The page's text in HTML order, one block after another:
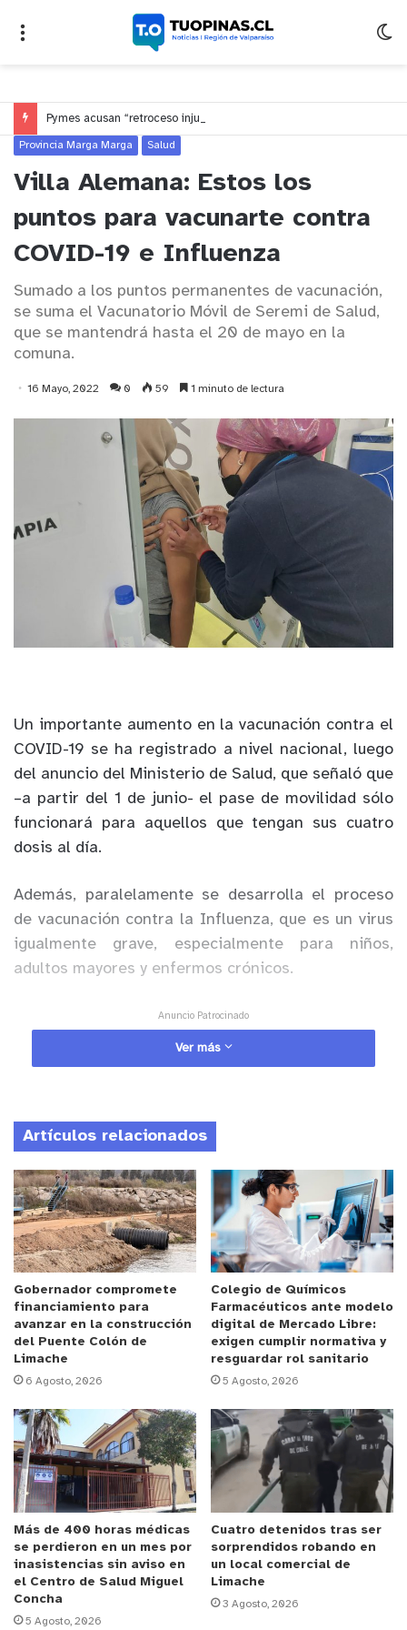
Provincia Marga Marga Salud
Villa Alemana: Estos los
puntos para vacunarte contra
COVID-19 e Influenza
Sumado a los puntos permanentes de vacunación,
se suma el Vacunatorio Móvil de Seremi de Salud,
que se mantendrá hasta el 20 de mayo en la
comuna.
16 Mayo, 2022 0 59 1 minuto de lectura
Un importante aumento en la vacunación contra el
COVID-19 se ha registrado a nivel nacional, luego
del anuncio del Ministerio de Salud, que señaló que
–a partir del 1 de junio- el pase de movilidad sólo
funcionará para aquellos que tengan sus cuatro
dosis al día.
Además, paralelamente se desarrolla el proceso
de vacunación contra la Influenza, que es un virus
igualmente grave, especialmente para niños,
adultos mayores y enfermos crónicos.
Anuncio Patrocinado
En Villa Alemana la Corporación Municipal cuenta
con cuatro centros de vacunación para COVID-19.
Martínez, donde se están aplicando primera,
segunda, tercera y cuarta dosis. También está el
Rotary Club, la parroquia La Asunción y la capilla
San Marcos, donde se está aplicando tercera dosis
(mayores de 18 años) y cuarta dosis.
En el caso de la Influenza, se está vacunando a los
grupos de riesgo en el Gimnasio Luis Cruz
Martínez, Rotary Club, capilla San Marcos, CESFAM
Juan Bravo Vega y CESFAM Las Américas, además
del recorrido que se está realizando por todos los
colegios de la comuna para vacunar a menores.
Sumado a ello, también está el Vacunatorio Móvil
de Seremi de Salud, que se mantiene instalado en
calle Prat con Santiago hasta el día viernes 20 de
mayo, donde se están aplicando todas las dosis
contra el COVID-19 y también la vacuna contra la
Influenza, de 9:00 a 17:00 horas.
El director de Salud de la Corporación Municipal de
Ver más
Artículos relacionados
Gobernador compromete
financiamiento para
avanzar en la construcción
del Puente Colón de
Limache
6 Agosto, 2026
Colegio de Químicos
Farmacéuticos ante modelo
digital de Mercado Libre:
exigen cumplir normativa y
resguardar rol sanitario
5 Agosto, 2026
Más de 400 horas médicas
se perdieron en un mes por
inasistencias sin aviso en
el Centro de Salud Miguel
Concha
5 Agosto, 2026
Cuatro detenidos tras ser
sorprendidos robando en
un local comercial de
Limache
3 Agosto, 2026